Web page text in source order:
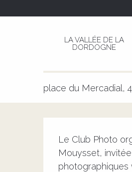
LA VALLÉE DE LA
DORDOGNE
Exposition de
place du Mercadial,
Le Club Photo
Mouysset,
photographiques